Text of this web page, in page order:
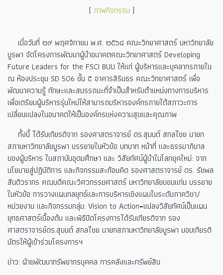
[ ภาพกิจกรรม ]
เมื่อวันที่ ๒๙ พฤศจิกายน พ.ศ. ๒๕๖๘ คณะวิทยาศาสตร์ มหาวิทยาลัย
บูรพา จัดโครงการพัฒนาผู้นำอนาคตคณะวิทยาศาสตร์ Developing
Future Leaders for the FSCI BUU ให้แก่ ผู้บริหารและบุคลากรภายใน
ณ ห้องประชุม SD 506 ชั้น ๕ อาคารสิรินธร คณะวิทยาศาสตร์ เพื่อ
พัฒนาความรู้ ทักษะและสมรรถนะที่จำเป็นสำหรับตำแหน่งทางการบริหาร
เพื่อเตรียมผู้บริหารรุ่นใหม่ให้สามารถบริหารองค์กรภายใต้สภาวะการ
เปลี่ยนแปลงในอนาคตให้เป็นองค์กรแห่งความสุขและคุณภาพ
ทั้งนี้ ได้รับเกียรติจาก รองศาสตราจารย์ ดร.สุมนต์ สกลไชย นายก
สภามหาวิทยาลัยบูรพา บรรยายในหัวข้อ บทบาท หน้าที่ และธรรมาภิบาล
ของผู้บริหาร ในสถาบันอุดมศึกษา และ วิสัยทัศน์ผู้นำในโลกยุคใหม่: จาก
นโยบายสู่ปฏิบัติการ และกิจกรรมสะท้อนคิด รองศาสตราจารย์ ดร. รัชพล
สันติวรากร คณบดีคณะวิศวกรรมศาสตร์ มหาวิทยาลัยขอนแก่น บรรยาย
ในหัวข้อ การวางแผนกลยุทธ์และการบริหารเชิงแผนในระดับภาควิชา/
หน่วยงาน และกิจกรรมกลุ่ม: Vision to Action-แปลงวิสัยทัศน์เป็นแผน
ยุทธศาสตร์เบื้องต้น และพิธีปิดโครงการได้รับเกียรติจาก รอง
ศาสตราจารย์ดร.สุมนต์ สกลไชย นายกสภามหาวิทยาลัยบูรพา มอบเกียรติ
บัตรให้ผู้เข้าร่วมโครงการฯ
ข่าว: ฝ่ายพัฒนาทรัพยากรบุคคล การคลังและทรัพย์สิน